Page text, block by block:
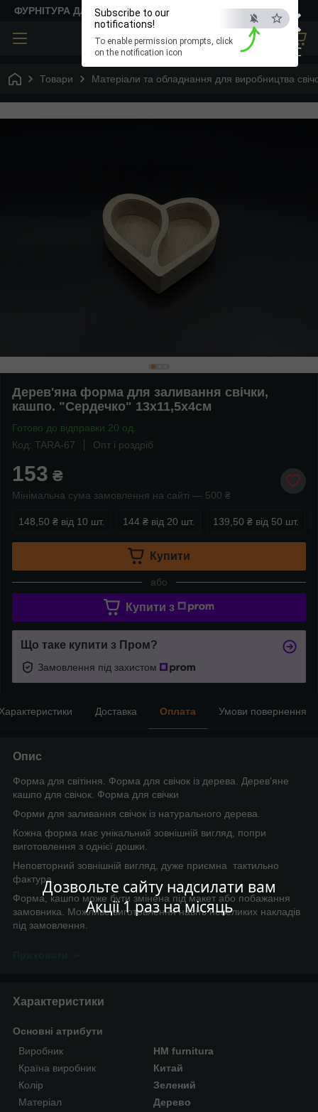
×
ESC
Дозвольте сайту надсилати вам
Акції 1 раз на місяць
Subscribe to our
notifications!
To enable permission prompts, click
on the notification icon
ФУРНІТУРА ДЛЯ ТВОРЧОСТІ
Товари Матеріали та обладнання для виробництва
Дерев'яна форма для заливання свічки,
кашпо. "Сердечко" 13х11,5х4см
Готово до відправки 20 од.
Код: TARA-67
Опт і роздріб
153 ₴
Мінімальна сума замовлення на сайті — 500 ₴
148,50 ₴ від 10 шт. 144 ₴ від 20 шт. 139,50 ₴ від 50 шт.
Купити
або
Купити з
Що таке купити з Пром?
Замовлення під захистом
Доставка Оплата Умови повернення
Опис
Форма для світіння. Форма для свічок із дерева. Дерев'яне
кашпо для свічок. Форма для свічки
Форми для заливання свічок із натурального дерева.
Кожна форма має унікальний зовнішній вигляд, попри
виготовлення з однієї дошки.
Неповторний зовнішній вигляд, дуже приємна тактильно
фактура.
Форма, кашпо може бути змінена під макет або побажання
замовника. Можливе виготовлення навіть невеликих накладів
під замовлення.
Характеристики
Основні атрибути
Виробник
HM furnitura
Країна виробник
Китай
Колір
Зелений
Матеріал
Дерево